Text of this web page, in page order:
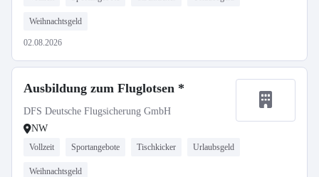
Weihnachtsgeld
02.08.2026
Ausbildung zum Fluglotsen *
DFS Deutsche Flugsicherung GmbH
NW
Vollzeit Sportangebote Tischkicker Urlaubsgeld
Weihnachtsgeld